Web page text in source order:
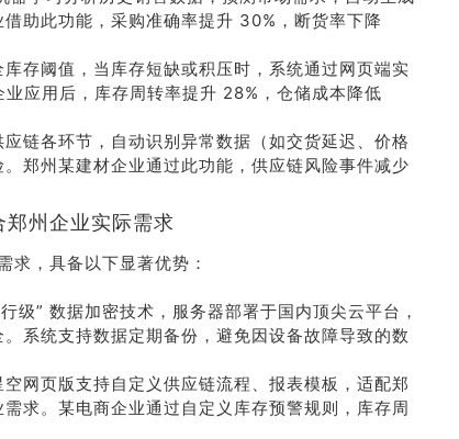
销售
热线
400-178-
助此功能，采购准确率提升 30%，断货率下降
存阈值，当库存短缺或积压时，系统通过网页端实
应用后，库存周转率提升 28%，仓储成本降低
应链各环节，自动识别异常数据（如交货延迟、价格
郑州某建材企业通过此功能，供应链风险事件减少
州企业实际需求
求，具备以下显著优势：
行级” 数据加密技术，服务器部署于国内顶尖云平台，
系统支持数据定期备份，避免因设备故障导致的数
空网页版支持自定义供应链流程、报表模板，适配郑
求。某电商企业通过自定义库存预警规则，库存周